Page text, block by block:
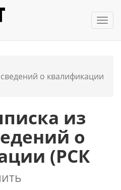
о квалификации
из
о
(РСК